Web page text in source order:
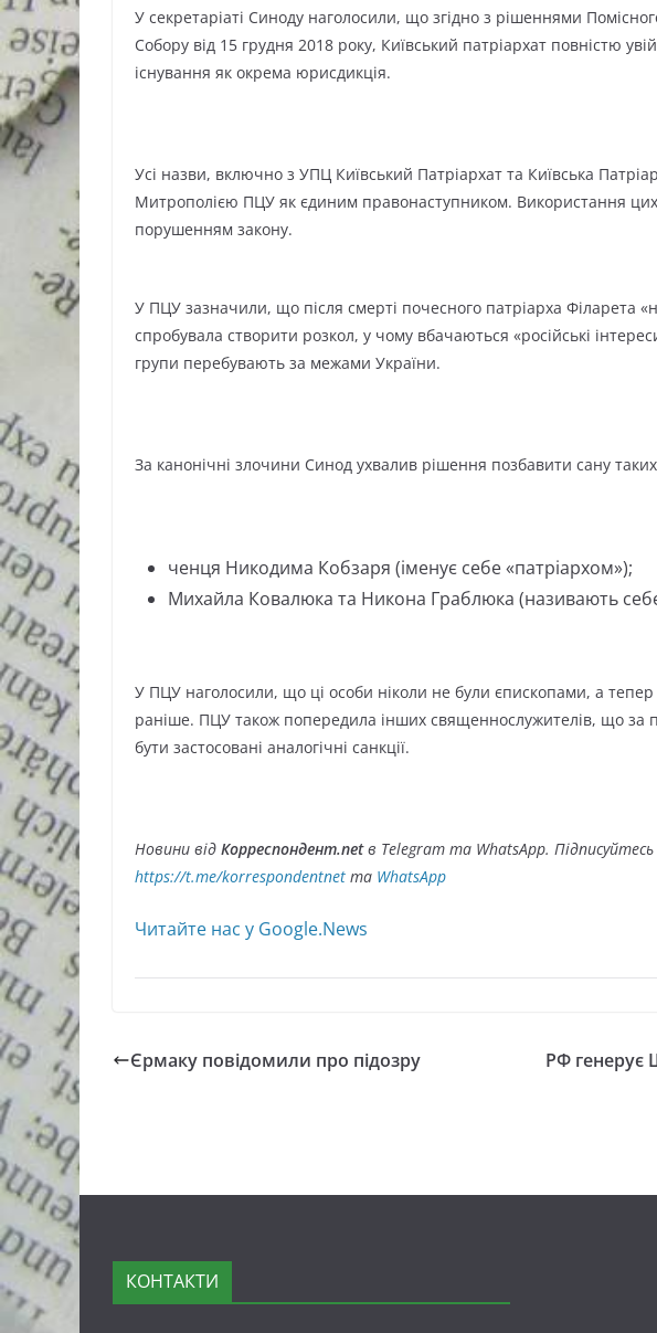
У секретаріаті Синоду наголосили, що згідно з рішеннями
Собору від 15 грудня 2018 року, Київський патріархат повністю
існування як окрема юрисдикція.
Усі назви, включно з УПЦ Київський Патріархат та Київська
Митрополією ПЦУ як єдиним правонаступником. Використання
порушенням закону.
У ПЦУ зазначили, що після смерті почесного патріарха Філарета
спробувала створити розкол, у чому вбачаються «російські
групи перебувають за межами України.
За канонічні злочини Синод ухвалив рішення позбавити сану таких
ченця Никодима Кобзаря (іменує себе «патріархом»);
Михайла Ковалюка та Никона Граблюка (називають
У ПЦУ наголосили, що ці особи ніколи не були єпископами, а
раніше. ПЦУ також попередила інших священнослужителів, що за
бути застосовані аналогічні санкції.
Новини від Корреспондент.netв Telegram та WhatsApp.
https://t.me/korrespondentnet та WhatsApp
Читайте нас у Google.News
Єрмаку повідомили про підозру
РФ генерує
КОНТАКТИ